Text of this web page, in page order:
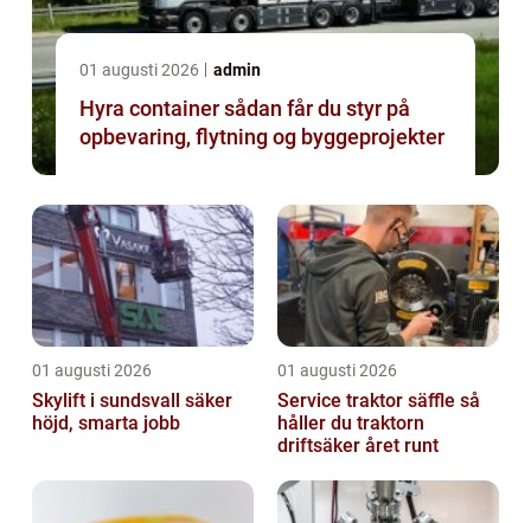
01 augusti 2026 admin
Hyra container sådan får du styr på
opbevaring, flytning og byggeprojekter
01 augusti 2026
Skylift i sundsvall säker
höjd, smarta jobb
01 augusti 2026
Service traktor säffle så
håller du traktorn
driftsäker året runt